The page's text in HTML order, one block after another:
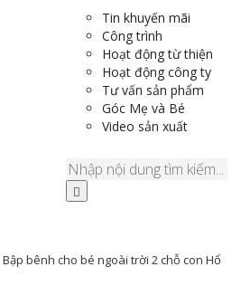
Tin khuyến mãi
Công trình
Hoạt động từ thiện
Hoạt động công ty
Tư vấn sản phẩm
Góc Mẹ và Bé
Video sản xuất
Bập bênh cho bé ngoài trời 2 chỗ con Hổ